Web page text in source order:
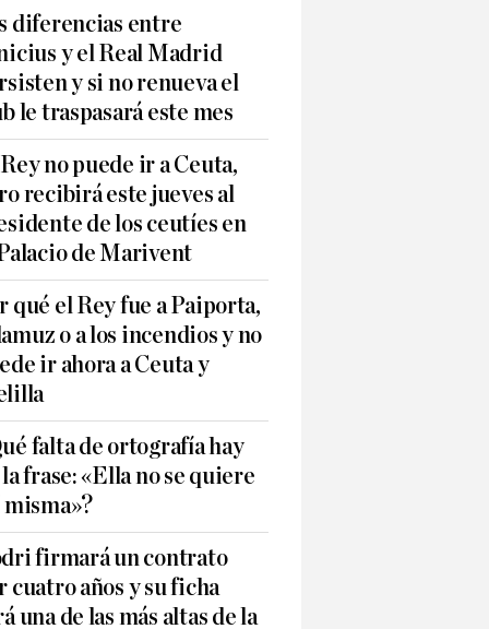
diferencias entre
y el Real Madrid
y si no renueva el
le traspasará este mes
no puede ir a Ceuta,
recibirá este jueves al
de los ceutíes en
de Marivent
qué el Rey fue a Paiporta,
o a los incendios y no
ir ahora a Ceuta y
falta de ortografía hay
frase: «Ella no se quiere
misma»?
firmará un contrato
cuatro años y su ficha
una de las más altas de la